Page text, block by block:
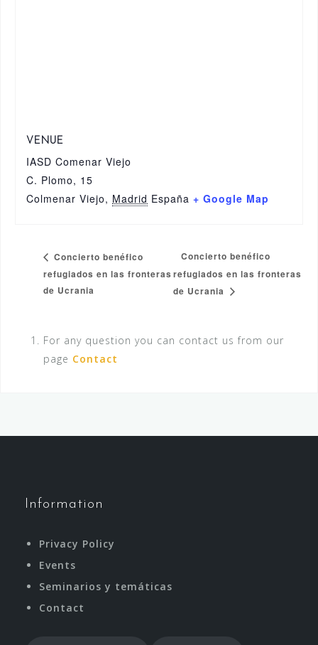
VENUE
IASD Comenar Viejo
C. Plomo, 15
Colmenar Viejo, Madrid España + Google Map
Concierto benéfico
refugiados en las fronteras
de Ucrania
Concierto benéfico
refugiados en las fronteras
de Ucrania
For any question you can contact us from our
page Contact
Information
Privacy Policy
Events
Seminarios y temáticas
Contact